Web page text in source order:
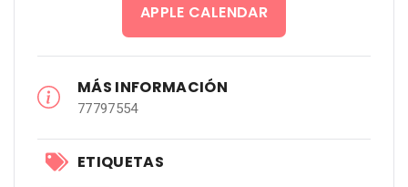
APPLE CALENDAR
MÁS INFORMACIÓN
77797554
ETIQUETAS